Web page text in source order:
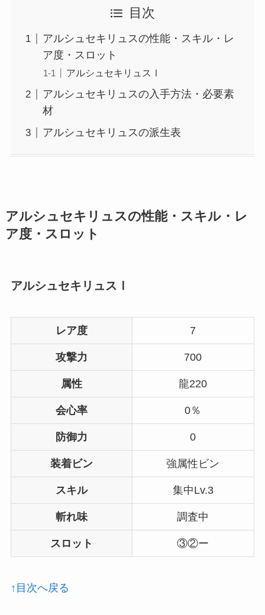
目次
アルシュセキリュスの性能・スキル・レ
ア度・スロット
アルシュセキリュスⅠ
アルシュセキリュスの入手方法・必要素
材
アルシュセキリュスの派生表
アルシュセキリュスの性能・スキル・レ
ア度・スロット
アルシュセキリュスⅠ
レア度 7
攻撃力 700
属性 龍220
会心率 0％
防御力 0
装着ビン 強属性ビン
スキル 集中Lv.3
斬れ味 調査中
スロット ③②ー
↑目次へ戻る